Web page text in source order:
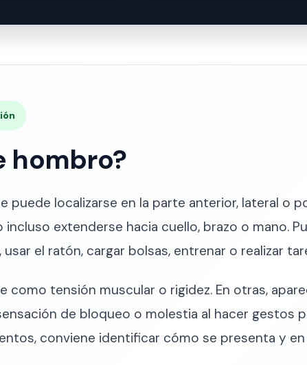
hombro?
puede localizarse en la parte anterior, lateral o
extenderse hacia cuello, brazo o mano.
el ratón, cargar bolsas, entrenar o realizar
como tensión muscular o rigidez. En otras,
de bloqueo o molestia al hacer gestos
conviene identificar cómo se presenta y